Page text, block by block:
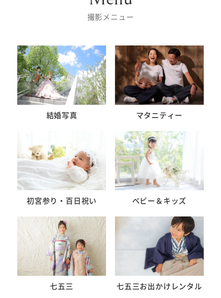
撮影メニュー
結婚写真 マタニティー
初宮参り・百日祝い ベビー＆キッズ
七五三 七五三お出かけレンタル